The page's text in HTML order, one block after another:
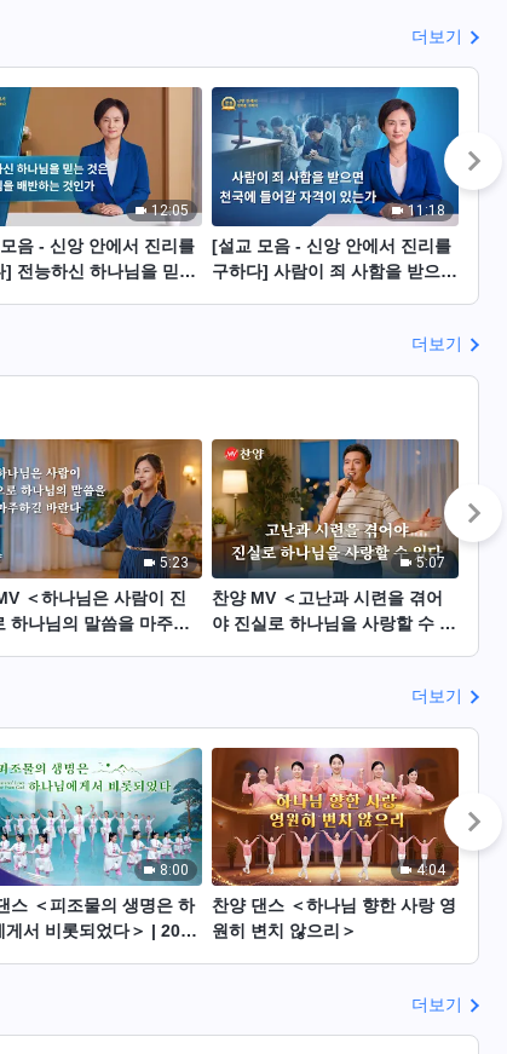
더보기
12:05
음 - 신앙 안에서 진리를
] 전능하신 하나님을 믿는
11:18
[설교 모음 - 신앙 안에서 진리를
구하다] 사람이 죄 사함을 받으면
드
더보기
5:23
＜하나님은 사람이 진
하나님의 말씀을 마주하
5:07
찬양 MV ＜고난과 시련을 겪어
야 진실로 하나님을 사랑할 수 있
더보기
8:00
스 ＜피조물의 생명은 하
게서 비롯되었다＞ | 2026
4:04
찬양 댄스 ＜하나님 향한 사랑 영
원히 변치 않으리＞
더보기